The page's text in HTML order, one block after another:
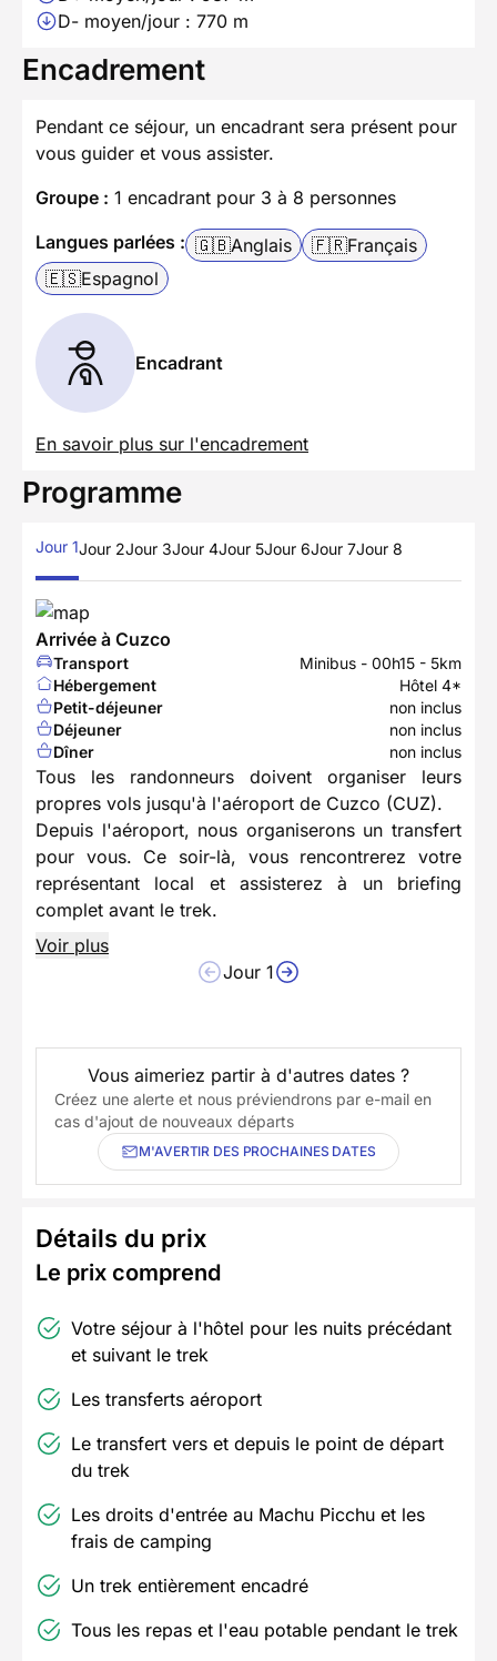
D- moyen/jour : 770 m
Encadrement
Pendant ce séjour, un encadrant sera présent pour
vous guider et vous assister.
Groupe : 1 encadrant pour 3 à 8 personnes
Langues parlées : 🇬🇧Anglais 🇫🇷Français
🇪🇸Espagnol
Encadrant
En savoir plus sur l'encadrement
Programme
Jour 1Jour 2Jour 3Jour 4Jour 5Jour 6Jour 7Jour 8
Arrivée à Cuzco
Transport
Minibus - 00h15 - 5km
Hébergement
Hôtel 4*
Petit-déjeuner
non inclus
Déjeuner
non inclus
Dîner
non inclus
Tous les randonneurs doivent organiser leurs
propres vols jusqu'à l'aéroport de Cuzco (CUZ).
Depuis l'aéroport, nous organiserons un transfert
pour vous. Ce soir-là, vous rencontrerez votre
représentant local et assisterez à un briefing
complet avant le trek.
Voir plus
Jour 1
Vous aimeriez partir à d'autres dates ?
Créez une alerte et nous préviendrons par e-mail en
cas d'ajout de nouveaux départs
M'AVERTIR DES PROCHAINES DATES
Détails du prix
Le prix comprend
Votre séjour à l'hôtel pour les nuits précédant
et suivant le trek
Les transferts aéroport
Le transfert vers et depuis le point de départ
du trek
Les droits d'entrée au Machu Picchu et les
frais de camping
Un trek entièrement encadré
Tous les repas et l'eau potable pendant le trek